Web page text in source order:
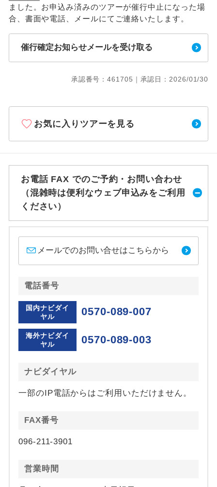
ました。お申込み済みのツアーが催行中止になった場
合、書面や電話、メールにてご連絡いたします。
催行確定お知らせメールを受け取る
承認番号：461705｜承認日：2026/01/30
お気に入りツアーを見る
お電話 FAX でのご予約・お問い合わせ
（混雑時は便利なウェブ申込みをご利用
ください）
メールでのお問い合せはこちらから
電話番号
国内ナビダイ
ヤル
0570-089-007
海外ナビダイ
ヤル
0570-089-003
ナビダイヤル
一部のIP電話からはご利用いただけません。
FAX番号
096-211-3901
営業時間